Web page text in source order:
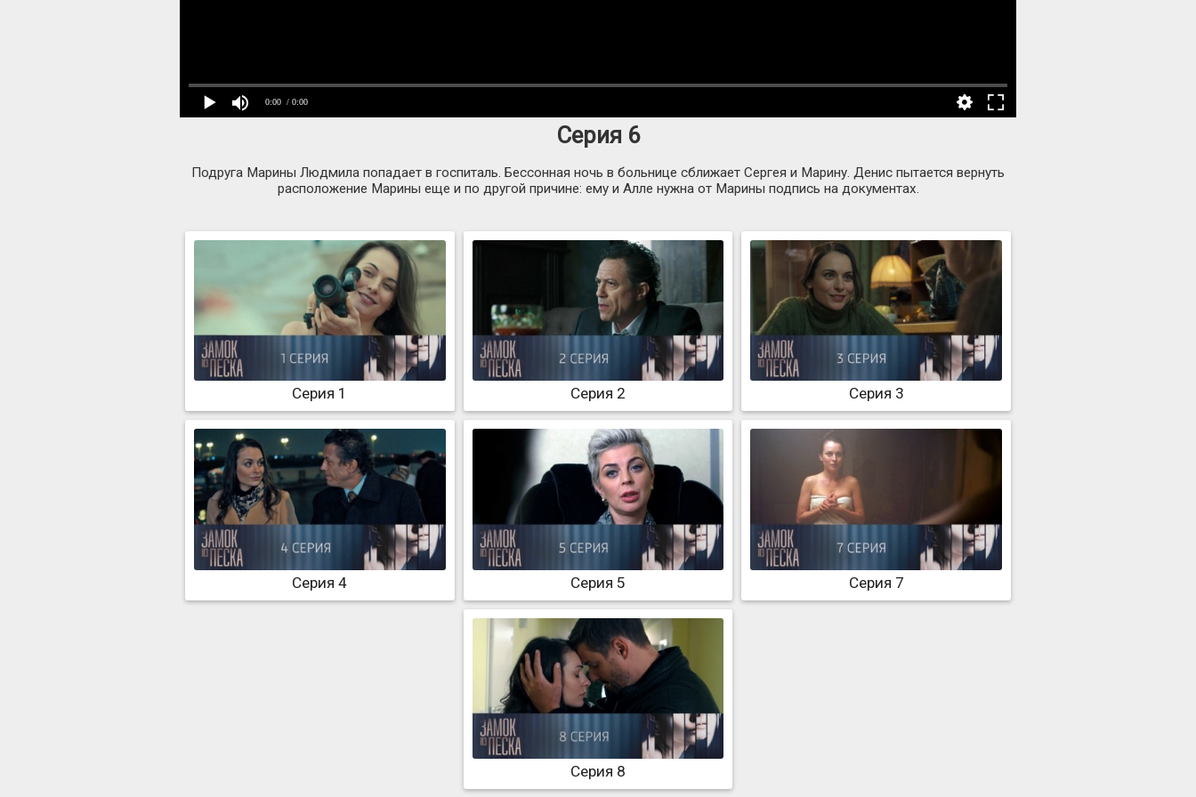
0:00 / 0:00
Серия 6
Подруга Марины Людмила попадает в госпиталь. Бессонная ночь в больнице сближает Сергея и Марину. Денис пытается вернуть
расположение Марины еще и по другой причине: ему и Алле нужна от Марины подпись на документах.
Серия 1 Серия 2 Серия 3
Серия 4 Серия 5 Серия 7
Серия 8